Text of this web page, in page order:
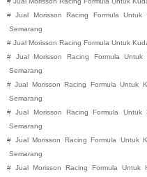
# Jual Morisson Racing Formula
Semarang
# Jual Morisson Racing Formula Untuk
#
Jual Morisson Racing Formula
Semarang
# Jual Morisson Racing Formula Untuk
Semarang
# Jual Morisson Racing Formula
Semarang
# Jual Morisson Racing Formula Untuk
Semarang
# Jual Morisson Racing Formula Untuk